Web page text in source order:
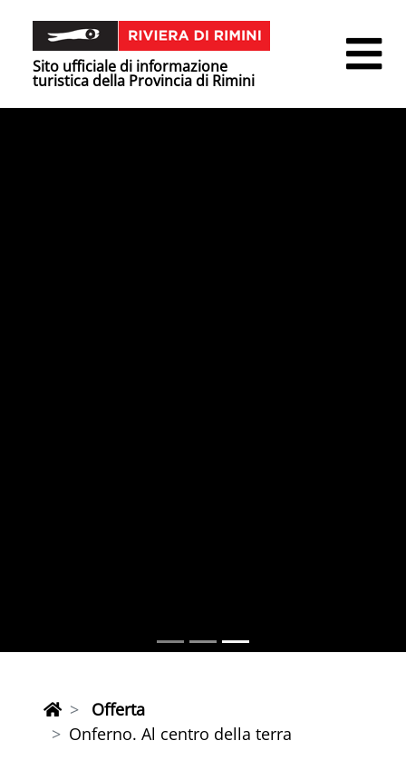
Sito ufficiale di informazione
turistica della Provincia di Rimini
Offerta
Onferno. Al centro della terra